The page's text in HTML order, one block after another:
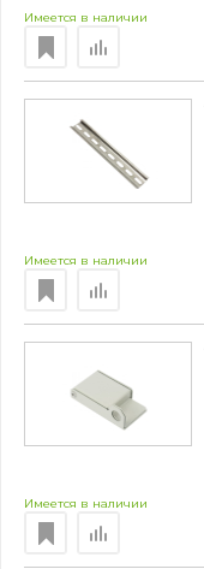
Имеется в наличии
Имеется в наличии
Имеется в наличии